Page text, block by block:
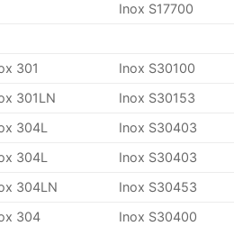
Inox S17700
301 Inox S30100
301LN Inox S30153
304L Inox S30403
304L Inox S30403
304LN Inox S30453
304 Inox S30400